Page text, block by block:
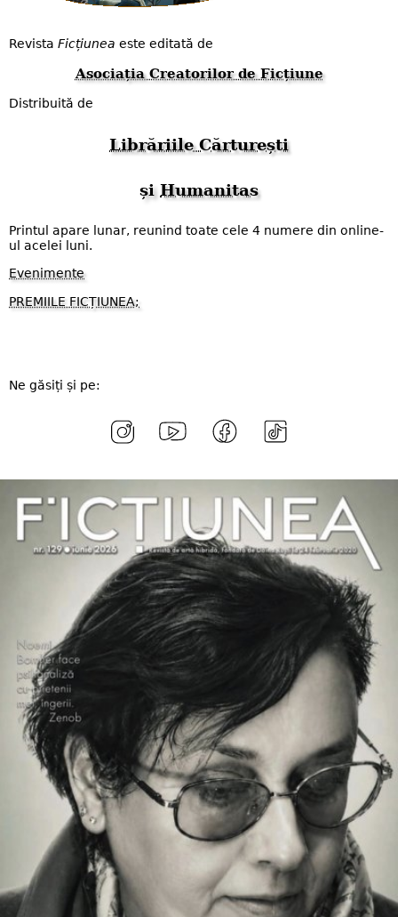
Revista Ficțiunea este editată de
Asociația Creatorilor de Ficțiune
Distribuită de
Librăriile Cărturești
șiHumanitas
Printul apare lunar, reunind toate cele 4 numere din online-
ul acelei luni.
Evenimente
PREMIILE FICȚIUNEA;
Ne găsiți și pe: